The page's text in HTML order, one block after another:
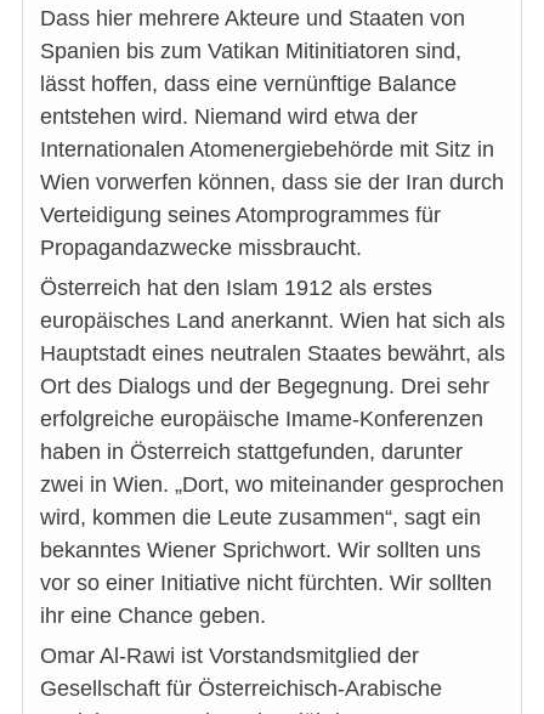
Dass hier mehrere Akteure und Staaten von
Spanien bis zum Vatikan Mitinitiatoren sind,
lässt hoffen, dass eine vernünftige Balance
entstehen wird. Niemand wird etwa der
Internationalen Atomenergiebehörde mit Sitz in
Wien vorwerfen können, dass sie der Iran durch
Verteidigung seines Atomprogrammes für
Propagandazwecke missbraucht.
Österreich hat den Islam 1912 als erstes
europäisches Land anerkannt. Wien hat sich als
Hauptstadt eines neutralen Staates bewährt, als
Ort des Dialogs und der Begegnung. Drei sehr
erfolgreiche europäische Imame-Konferenzen
haben in Österreich stattgefunden, darunter
zwei in Wien. „Dort, wo miteinander gesprochen
wird, kommen die Leute zusammen“, sagt ein
bekanntes Wiener Sprichwort. Wir sollten uns
vor so einer Initiative nicht fürchten. Wir sollten
ihr eine Chance geben.
Omar Al-Rawi ist Vorstandsmitglied der
Gesellschaft für Österreichisch-Arabische